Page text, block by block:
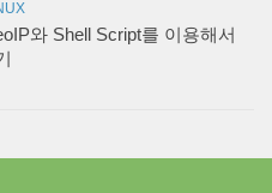
와 Shell Script를 이용해서